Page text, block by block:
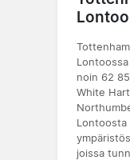
Lontoo
noin 62
White
Lontoosta
joissa